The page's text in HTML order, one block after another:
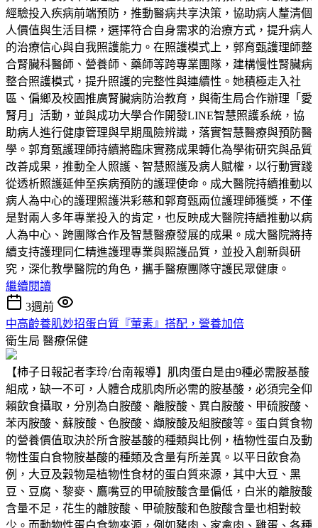
經驗投入疾病前端預防，推動醫病共享決策，協助病人釐清個
人價值與生活目標，選擇符合自身需求的治療方式，提升病人
的治療信心與自我照護能力。在照護模式上，郭育甄護理師整
合腎臟科醫師、營養師、藥師等跨專業團隊，建構慢性腎臟病
整合照護模式，提升照護的完整性與連續性。她積極走入社
區、偏鄉及校園推廣腎臟病防治教育，與衛生局合作辦理「愛
腎月」活動，並與成功大學合作開發LINE智慧照護系統，協
助病人進行健康管理與早期風險辨識，落實智慧醫療與預防醫
學。郭育甄護理師持續將臨床實務成果轉化為學術研究與品質
改善成果，推動全人照護、智慧照護及病人賦權，以行動實踐
從透析照護延伸至疾病預防的護理使命。成大醫院持續推動以
病人為中心的護理照護洪彩慈和郭育甄兩位護理師獲獎，不僅
是對兩人多年專業投入的肯定，也反映成大醫院持續推動以病
人為中心、跨團隊合作及智慧醫療發展的成果。成大醫院將持
續支持護理同仁精進護理專業與照護品質，並投入創新與研
究，深化教學醫院的角色，攜手醫療團隊守護民眾健康。
繼續閱讀
3週前
中高齡養肌妙招蛋白質『葷素』搭配，營養加倍
衛生局 醫療保健
【柿子日報記者李玲/台南報導】肌肉蛋白是由9種必需胺基酸
組成，缺一不可，人體合成肌肉所必需的胺基酸，必須完全仰
賴飲食攝取，分別為白胺酸、離胺酸、異白胺酸、甲硫胺酸、
苯丙胺酸、蘇胺酸、色胺酸、纈胺酸及組胺酸等。蛋白質食物
的營養價值取決於所含胺基酸的種類與比例，植物性蛋白及動
物性蛋白食物胺基酸的種類及含量有所差異。以平日飲食為
例，大豆及穀物是植物性食材的蛋白質來源，其中大豆、黑
豆、豆腐、黎麥、鷹嘴豆的甲硫胺酸含量偏低，白米的離胺酸
含量不足，花生的離胺酸、甲硫胺酸和色胺酸含量也相對較
少。而動物性蛋白食物來源，例如豬肉、家禽肉、雞蛋、各種